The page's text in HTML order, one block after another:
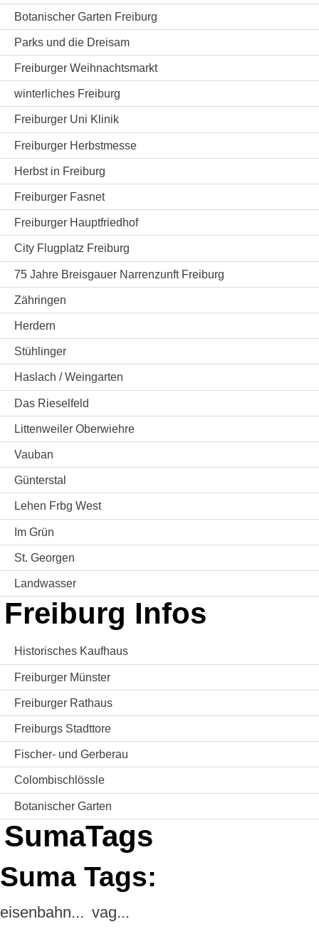
Botanischer Garten Freiburg
Parks und die Dreisam
Freiburger Weihnachtsmarkt
winterliches Freiburg
Freiburger Uni Klinik
Freiburger Herbstmesse
Herbst in Freiburg
Freiburger Fasnet
Freiburger Hauptfriedhof
City Flugplatz Freiburg
75 Jahre Breisgauer Narrenzunft Freiburg
Zähringen
Herdern
Stühlinger
Haslach / Weingarten
Das Rieselfeld
Littenweiler Oberwiehre
Vauban
Günterstal
Lehen Frbg West
Im Grün
St. Georgen
Landwasser
Freiburg Infos
Historisches Kaufhaus
Freiburger Münster
Freiburger Rathaus
Freiburgs Stadttore
Fischer- und Gerberau
Colombischlössle
Botanischer Garten
SumaTags
Suma Tags:
eisenbahn... vag...